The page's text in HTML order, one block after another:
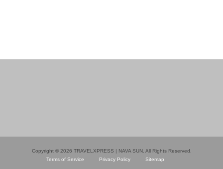
Copyright © 2026 TRAVELXPRESS | NAVA SUN. All Rights Reserved.
Terms of Service
Privacy Policy Sitemap